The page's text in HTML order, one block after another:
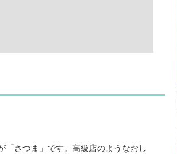
「さつま」です。高級店のようなおし